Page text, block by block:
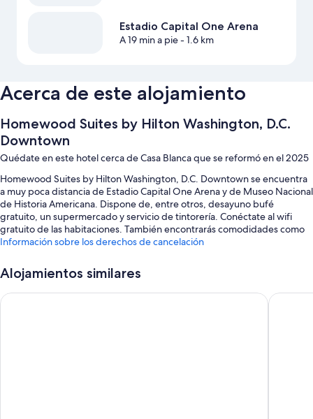
Estadio Capital One Arena
A 19 min a pie- 1.6 km
Acerca de este alojamiento
Homewood Suites by Hilton Washington, D.C.
Downtown
Quédate en este hotel cerca de Casa Blanca que se reformó en el 2025
Homewood Suites by Hilton Washington, D.C. Downtown se encuentra
a muy poca distancia de Estadio Capital One Arena y de Museo Nacional
de Historia Americana. Dispone de, entre otros, desayuno bufé
gratuito, un supermercado y servicio de tintorería. Conéctate al wifi
gratuito de las habitaciones. También encontrarás comodidades como
una chimenea en el vestíbulo y un gimnasio abierto las 24 horas.
Información sobre los derechos de cancelación
Alojamientos similares
Residence Inn by Marriott Washington, DC DowntownHyatt